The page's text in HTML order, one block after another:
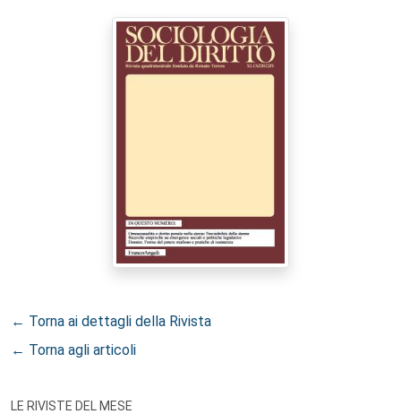
← Torna ai dettagli della Rivista
← Torna agli articoli
LE RIVISTE DEL MESE